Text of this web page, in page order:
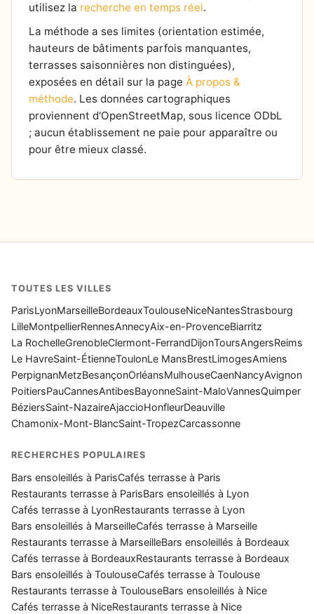
utilisez la recherche en temps réel.
La méthode a ses limites (orientation estimée,
hauteurs de bâtiments parfois manquantes,
terrasses saisonnières non distinguées),
exposées en détail sur la page À propos &
méthode. Les données cartographiques
proviennent d'OpenStreetMap, sous licence ODbL
; aucun établissement ne paie pour apparaître ou
pour être mieux classé.
TOUTES LES VILLES
ParisLyonMarseilleBordeauxToulouseNiceNantesStrasbourg
LilleMontpellierRennesAnnecyAix-en-ProvenceBiarritz
La RochelleGrenobleClermont-FerrandDijonToursAngersReims
Le HavreSaint-ÉtienneToulonLe MansBrestLimogesAmiens
PerpignanMetzBesançonOrléansMulhouseCaenNancyAvignon
PoitiersPauCannesAntibesBayonneSaint-MaloVannesQuimper
BéziersSaint-NazaireAjaccioHonfleurDeauville
Chamonix-Mont-BlancSaint-TropezCarcassonne
RECHERCHES POPULAIRES
Bars ensoleillés à ParisCafés terrasse à Paris
Restaurants terrasse à ParisBars ensoleillés à Lyon
Cafés terrasse à LyonRestaurants terrasse à Lyon
Bars ensoleillés à MarseilleCafés terrasse à Marseille
Restaurants terrasse à MarseilleBars ensoleillés à Bordeaux
Cafés terrasse à BordeauxRestaurants terrasse à Bordeaux
Bars ensoleillés à ToulouseCafés terrasse à Toulouse
Restaurants terrasse à ToulouseBars ensoleillés à Nice
Cafés terrasse à NiceRestaurants terrasse à Nice